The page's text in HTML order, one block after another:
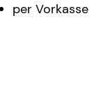
per Vorkasse